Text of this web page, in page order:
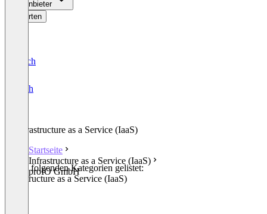
Für Anbieter
Bewerten
Deutsch
English
Infrastructure as a Service (IaaS)
Startseite
Infrastructure as a Service (IaaS)
proIO GmbH
In den folgenden Kategorien gelistet:
Infrastructure as a Service (IaaS)